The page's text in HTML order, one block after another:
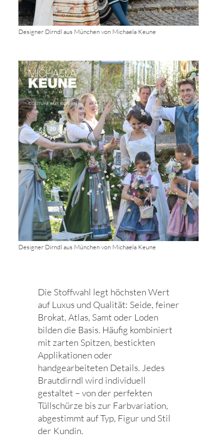
Designer Dirndl aus München von Michaela Keune
Designer Dirndl aus München von Michaela Keune
Die Stoffwahl legt höchsten Wert
auf Luxus und Qualität: Seide, feiner
Brokat, Atlas, Samt oder Loden
bilden die Basis. Häufig kombiniert
mit zarten Spitzen, bestickten
Applikationen oder
handgearbeiteten Details. Jedes
Brautdirndl wird individuell
gestaltet – von der perfekten
Tüllschürze bis zur Farbvariation,
abgestimmt auf Typ, Figur und Stil
der Kundin.